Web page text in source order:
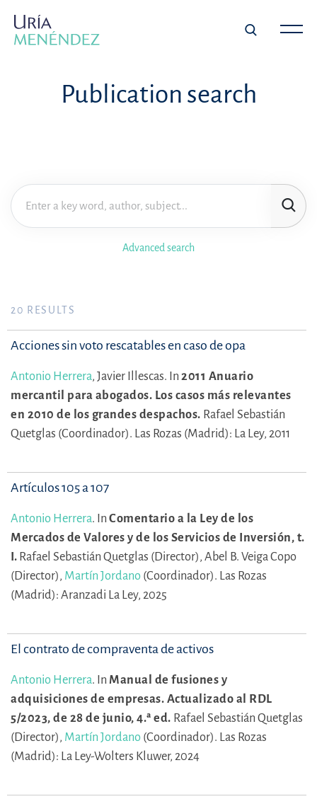
Publication search
Advanced search
20 RESULTS
Acciones sin voto rescatables en caso de opa
Antonio Herrera, Javier Illescas. In 2011 Anuario
mercantil para abogados. Los casos más relevantes
en 2010 de los grandes despachos. Rafael Sebastián
Quetglas (Coordinador). Las Rozas (Madrid): La Ley, 2011
Artículos 105 a 107
Antonio Herrera. In Comentario a la Ley de los
Mercados de Valores y de los Servicios de Inversión, t.
I. Rafael Sebastián Quetglas (Director), Abel B. Veiga Copo
(Director), Martín Jordano (Coordinador). Las Rozas
(Madrid): Aranzadi La Ley, 2025
El contrato de compraventa de activos
Antonio Herrera. In Manual de fusiones y
adquisiciones de empresas. Actualizado al RDL
5/2023, de 28 de junio, 4.ª ed. Rafael Sebastián Quetglas
(Director), Martín Jordano (Coordinador). Las Rozas
(Madrid): La Ley-Wolters Kluwer, 2024